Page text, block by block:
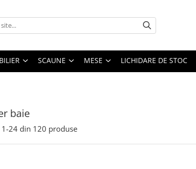
SCAUNE MESE LICHIDARE DE STOC
baie
1-24 din 120 produse